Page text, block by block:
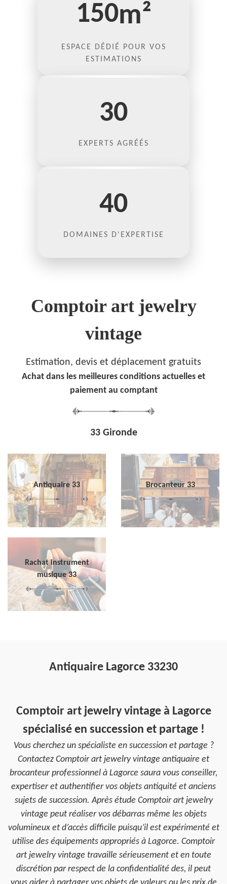
150m²
ESPACE DÉDIÉ POUR VOS
ESTIMATIONS
30
EXPERTS AGRÉÉS
40
DOMAINES D'EXPERTISE
Comptoir art jewelry
vintage
Estimation, devis et déplacement gratuits
Achat dans les meilleures conditions actuelles et
paiement au comptant
33 Gironde
Antiquaire 33 Brocanteur 33
Rachat instrument
musique 33
Antiquaire Lagorce 33230
Comptoir art jewelry vintage à Lagorce
spécialisé en succession et partage !
Vous cherchez un spécialiste en succession et partage ?
Contactez Comptoir art jewelry vintage antiquaire et
brocanteur professionnel à Lagorce saura vous conseiller,
expertiser et authentifier vos objets antiquité et anciens
sujets de succession. Après étude Comptoir art jewelry
vintage peut réaliser vos débarras même les objets
volumineux et d’accès difficile puisqu’il est expérimenté et
utilise des équipements appropriés à Lagorce. Comptoir
art jewelry vintage travaille sérieusement et en toute
discrétion par respect de la confidentialité des, il peut